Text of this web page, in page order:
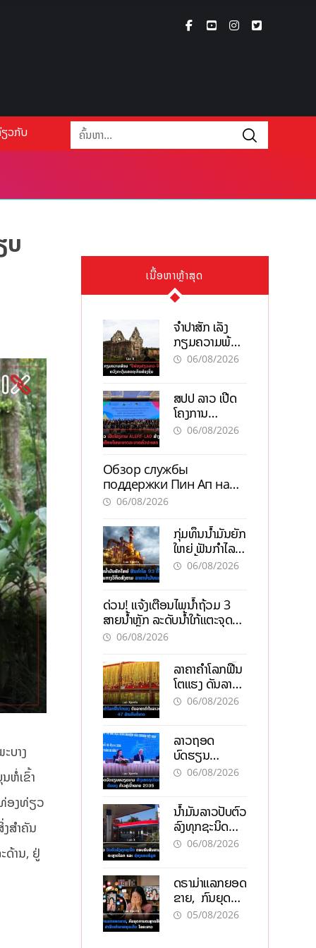
ວກັບ
ບ
ບາງ
ຫໍ່ເຂົ້າ
ອງທ່ຽວ
ສໍາຄັນ
ດ້ານ, ຢູ່
ເນື້ອຫາຫຼ້າສຸດ
ຈຳປາສັກ ເລັ່ງ
ກຽມຄວາມພ້ອມ
“ປີທ່ອງທ່ຽວ
ເສດຖະກິດ
ທ້ອງຖິ່ນ
06/08/2026
ສປປ ລາວ ເປີດ
ໂຄງການ
ALERT-LAO
ລະບາດທົ່ວ
ປະເທດ
06/08/2026
Обзор службы
поддержки Пин Ап на
официальном сайте с
информацией
06/08/2026
ກຸ່ມທຶນນ້ຳມັນຍັກ
ໃຫຍ່ ຟັນກຳໄລ
93 ຕື້ໂດລາ
ນໍ້າມັນແພງ
06/08/2026
ດ່ວນ! ແຈ້ງເຕືອນໄພນໍ້າຖ້ວມ 3
ສາຍນໍ້າຫຼັກ ລະດັບນໍ້າໃກ້ແຕະຈຸດ
ອັນຕະລາຍ
06/08/2026
ລາຄາຄຳໂລກຟື້ນ
ໂຕແຮງ ດັນລາຄາ
ຄຳໃນລາວທະລຸ
06/08/2026
ລາວຖອດ
ບົດຮຽນ
ຫວຽດນາມ ສ້າງ
ເປົ້າໝາຍ 2035
06/08/2026
ນໍ້າມັນລາວປັບຕົວ
ລົງທຸກຊະນິດ
ຕອບຮັບສັນຍານ
ແຄບຮໍມູສ
06/08/2026
ດຣາມ່າແລກຍອດ
ຂາຍ, ກົນຍຸດ
ການຕະຫຼາດສີ
05/08/2026